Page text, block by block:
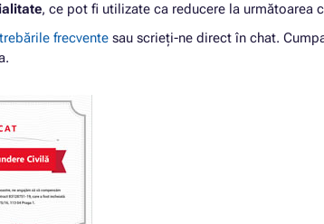
, ce pot fi utilizate ca reducere la următoarea
frecvente sau scrieți-ne direct în chat.